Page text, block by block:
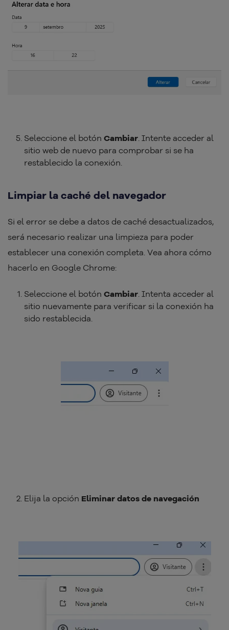
Seleccione el botón Cambiar. Intente acceder al
sitio web de nuevo para comprobar si se ha
restablecido la conexión.
Limpiar la caché del navegador
Si el error se debe a datos de caché desactualizados,
será necesario realizar una limpieza para poder
establecer una conexión completa. Vea ahora cómo
hacerlo en Google Chrome:
Seleccione el botón Cambiar. Intenta acceder al
sitio nuevamente para verificar si la conexión ha
sido restablecida.
Elija la opción Eliminar datos de navegación